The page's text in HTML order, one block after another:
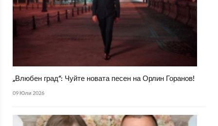
„Влюбен град“: Чуйте новата песен на Орлин Горанов!
09 Юли 2026